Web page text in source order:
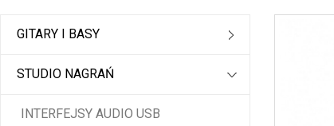
GITARY I BASY
STUDIO NAGRAŃ
INTERFEJSY AUDIO USB